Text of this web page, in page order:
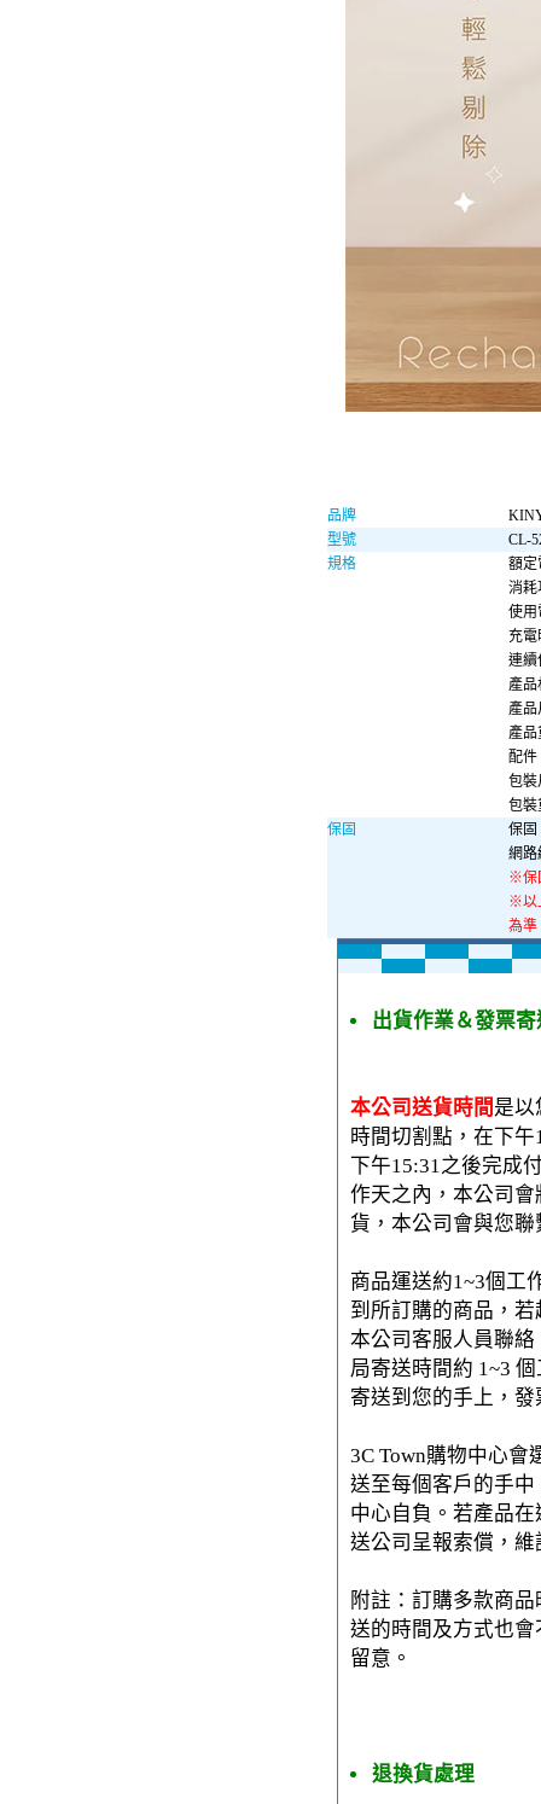
品牌
型號
CL-
規格
額定
消耗
使用
充電
連續
產
產品
產品
配件
包裝
包裝
保固
保固
網路
※保
※以
為準
出貨作業＆發票寄
本公司送貨時間 是以
時間切割點，在下
下午15:31之後完成
作天之內，本公司
貨，本公司會與您
商品運送約1~3個工
到所訂購的商品，
本公司客服人員聯
局寄送時間約 1~3
寄送到您的手上，
3C Town購物中心
送至每個客戶的手中
中心自負。若產品
送公司呈報索償，
附註：訂購多款商
送的時間及方式也
留意。
退換貨處理